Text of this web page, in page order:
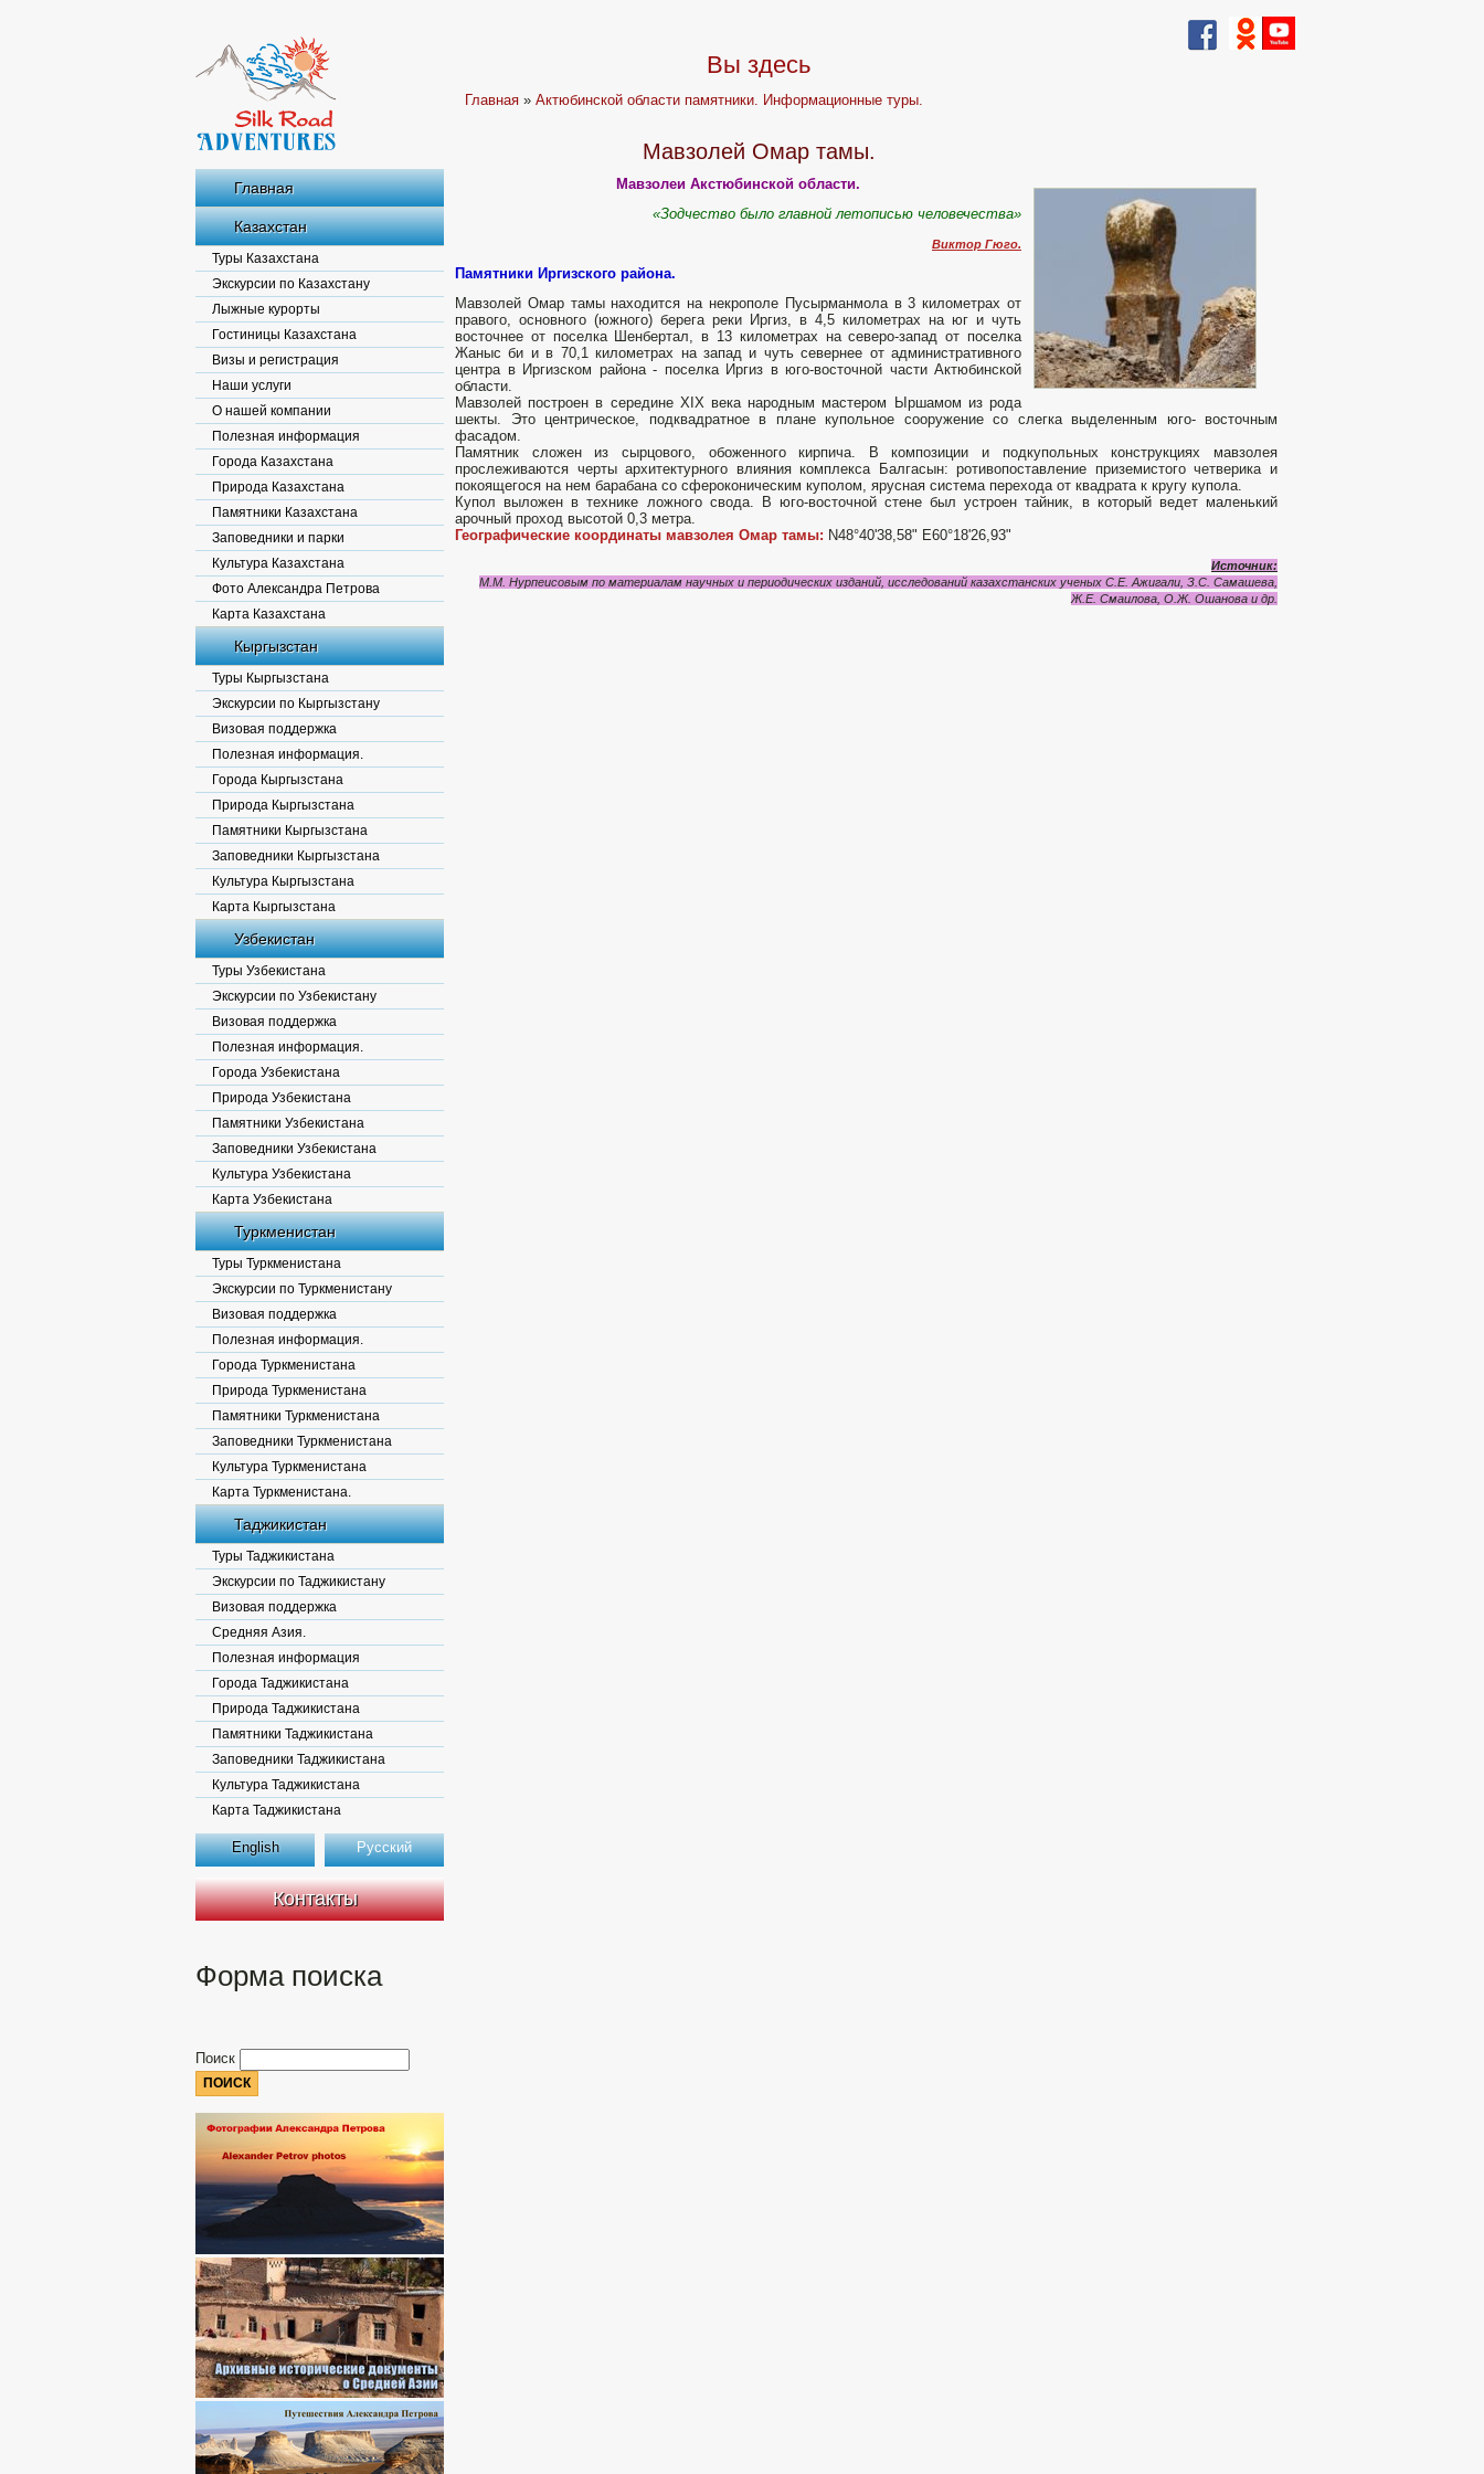
Главная
Казахстан
Туры Казахстана
Экскурсии по Казахстану
Лыжные курорты
Гостиницы Казахстана
Визы и регистрация
Наши услуги
О нашей компании
Полезная информация
Города Казахстана
Природа Казахстана
Памятники Казахстана
Заповедники и парки
Культура Казахстана
Фото Александра Петрова
Карта Казахстана
Кыргызстан
Туры Кыргызстана
Экскурсии по Кыргызстану
Визовая поддержка
Полезная информация.
Города Кыргызстана
Природа Кыргызстана
Памятники Кыргызстана
Заповедники Кыргызстана
Культура Кыргызстана
Карта Кыргызстана
Узбекистан
Туры Узбекистана
Экскурсии по Узбекистану
Визовая поддержка
Полезная информация.
Города Узбекистана
Природа Узбекистана
Памятники Узбекистана
Заповедники Узбекистана
Культура Узбекистана
Карта Узбекистана
Туркменистан
Туры Туркменистана
Экскурсии по Туркменистану
Визовая поддержка
Полезная информация.
Города Туркменистана
Природа Туркменистана
Памятники Туркменистана
Заповедники Туркменистана
Культура Туркменистана
Карта Туркменистана.
Таджикистан
Туры Таджикистана
Экскурсии по Таджикистану
Визовая поддержка
Средняя Азия.
Полезная информация
Города Таджикистана
Природа Таджикистана
Памятники Таджикистана
Заповедники Таджикистана
Культура Таджикистана
Карта Таджикистана
English Русский
Контакты
Форма поиска
Поиск
Вы здесь
Главная »Актюбинской области памятники. Информационные туры.
Мавзолей Омар тамы.
Мавзолеи Акстюбинской области.
«Зодчество было главной летописью человечества»
Виктор Гюго.
Памятники Иргизского района.
Мавзолей Омар тамы находится на некрополе Пусырманмола в 3 километрах от
правого, основного (южного) берега реки Иргиз, в 4,5 километрах на юг и чуть
восточнее от поселка Шенбертал, в 13 километрах на северо-запад от поселка
Жаныс би и в 70,1 километрах на запад и чуть севернее от административного
центра в Иргизском района - поселка Иргиз в юго-восточной части Актюбинской
области.
Мавзолей по­строен в середине XIX века народ­ным мастером Ыршамом из рода
шекты. Это центрическое, подквадрат­ное в плане купольное сооруже­ние со слегка выделенным юго- восточным
фасадом.
Памятник сложен из сырцового, обоженного кирпича. В компози­ции и подкупольных конструкциях мавзолея
прослеживаются черты архитектурного влияния комплек­са Балгасын: ротивопоставление приземистого четверика и
покоя­щегося на нем барабана со сферо­коническим куполом, ярусная сис­тема перехода от квадрата к кругу купола.
Купол выложен в технике ложного свода. В юго-восточной стене был устроен тайник, в ко­торый ведет маленький
арочный проход высотой 0,3 метра.
Географические координаты мавзолея Омар тамы: N48°40'38,58" E60°18'26,93"
Источник:
М.М. Нурпеисовым по материалам научных и периодических изданий, исследований казахстанских ученых С.Е. Ажигали, З.С. Самашева,
Ж.Е. Смаилова, О.Ж. Ошанова и др.